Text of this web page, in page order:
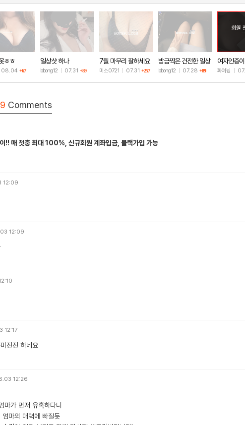
ㅎㅎ
08.04+67
일상샷 하나
bbong12 07.31 +89
7월 마무리 잘하세요
🫶
미소0721 07.31 +257
방금찍은 건전한 일상
샷
bbong12 07.28 +89
회원
여자인증
화여뉭
Comments
!! 매 첫충 최대 100%, 신규회원 계좌입금, 블랙가입 가능
12:09
12:09
12:17
진진 하네요
12:26
마가 먼저 유혹하다니
엄마의 매력에 빠질듯